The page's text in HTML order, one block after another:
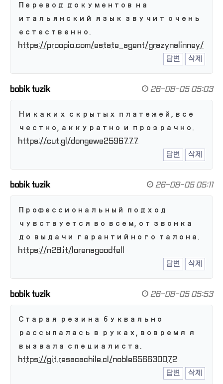
Перевод документов на
итальянский язык звучит очень
естественно.
https://proopio.com/estate_agent/grazynalinney/
답변
삭제
bobik tuzik 26-08-05 05:03
Никаких скрытых платежей, все
честно, аккуратно и прозрачно.
https://cut.gl/dongewe2596777
답변
삭제
bobik tuzik 26-08-05 05:11
Профессиональный подход
чувствуется во всем, от звонка
до выдачи гарантийного талона.
https://n28.it/lorenagoodfell
답변
삭제
bobik tuzik 26-08-05 05:53
Старая резина буквально
рассыпалась в руках, вовремя я
вызвала специалиста.
https://git.resacachile.cl/noble656630072
답변
삭제